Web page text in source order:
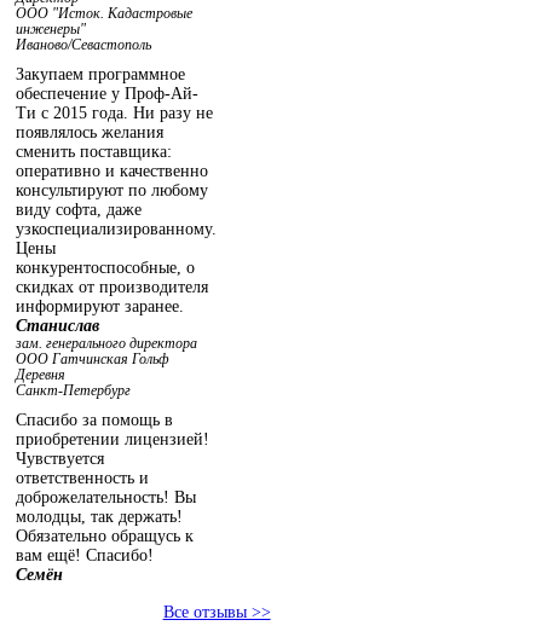
ООО "Исток. Кадастровые
инженеры"
Иваново/Севастополь
Закупаем программное
обеспечение у Проф-Ай-
Ти с 2015 года. Ни разу не
появлялось желания
сменить поставщика:
оперативно и качественно
консультируют по любому
виду софта, даже
узкоспециализированному.
Цены
конкурентоспособные, о
скидках от производителя
информируют заранее.
Станислав
зам. генерального директора
ООО Гатчинская Гольф
Деревня
Санкт-Петербург
Спасибо за помощь в
приобретении лицензией!
Чувствуется
ответственность и
доброжелательность! Вы
молодцы, так держать!
Обязательно обращусь к
вам ещё! Спасибо!
Семён
Все отзывы >>